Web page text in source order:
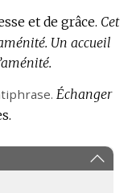
et de grâce. Cet
Un accueil
Échanger